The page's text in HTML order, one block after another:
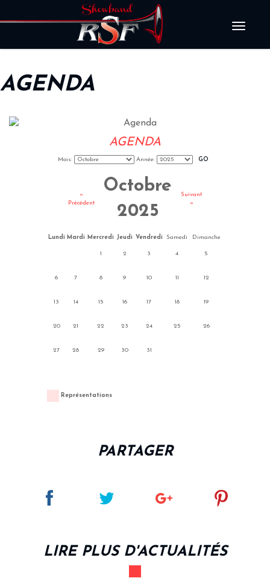
AGENDA
AGENDA
Mois: Année:
«
Précédent
Octobre
2025
Suivant
»
Lundi Mardi Mercredi Jeudi Vendredi Samedi Dimanche
1 2 3 4 5
6 7 8 9 10 11 12
13 14 15 16 17 18 19
20 21 22 23 24 25 26
27 28 29 30 31
Représentations
PARTAGER
LIRE PLUS D'ACTUALITÉS